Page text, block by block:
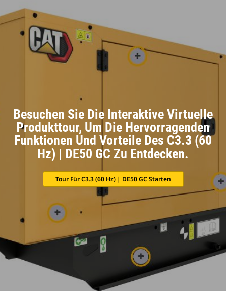
Besuchen Sie Die Interaktive Virtuelle
Produkttour, Um Die Hervorragenden
Funktionen Und Vorteile Des C3.3 (60
Hz) | DE50 GC Zu Entdecken.
Tour Für C3.3 (60 Hz) | DE50 GC Starten